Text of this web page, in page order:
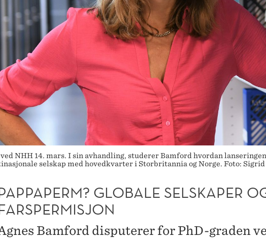
NHH 14. mars. I sin avhandling, studerer Bamford hvordan
selskap med hovedkvarter i Storbritannia og Norge. Foto: Sigrid
GLOBALE SELSKAPER
Bamford disputerer for PhD-graden